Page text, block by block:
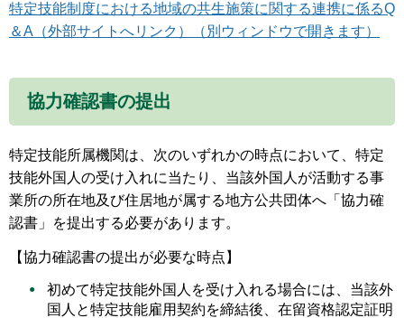
特定技能制度における地域の共生施策に関する連携に係るQ
＆A（外部サイトへリンク）（別ウィンドウで開きます）
協力確認書の提出
特定技能所属機関は、次のいずれかの時点において、特定
技能外国人の受け入れに当たり、当該外国人が活動する事
業所の所在地及び住居地が属する地方公共団体へ「協力確
認書」を提出する必要があります。
【協力確認書の提出が必要な時点】
初めて特定技能外国人を受け入れる場合には、当該外
国人と特定技能雇用契約を締結後、在留資格認定証明